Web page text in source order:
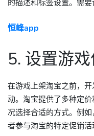
的描述和标签设置。需要
恒峰app
5. 设置游
在游戏上架淘宝之前，
动。淘宝提供了多种定
况选择合适的方式。例
者参与淘宝的特定促销活